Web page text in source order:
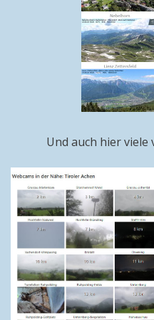
Und auch hier viele